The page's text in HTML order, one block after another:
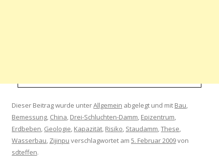
Dieser Beitrag wurde unterAllgemein abgelegt und mit Bau,
Bemessung, China, Drei-Schluchten-Damm, Epizentrum,
Erdbeben, Geologie, Kapazität, Risiko, Staudamm,These,
Wasserbau, Zijinpu verschlagwortet am 5. Februar 2009von
sdteffen.